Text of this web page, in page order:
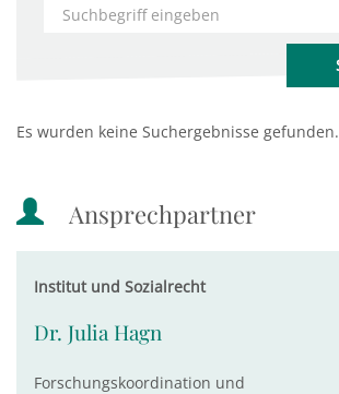
Es wurden keine Suchergebnisse gefunden.
Ansprechpartner
Institut und Sozialrecht
Dr. Julia Hagn
Forschungskoordination und